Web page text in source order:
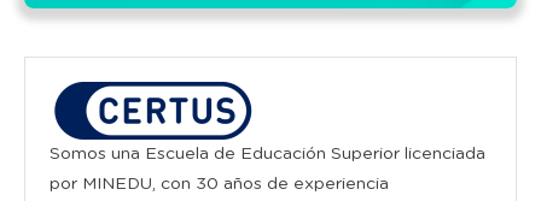
Somos una Escuela de Educación Superior licenciada
por MINEDU, con 30 años de experiencia